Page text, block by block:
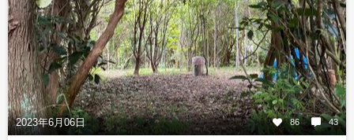
2023年6月06日 86 43